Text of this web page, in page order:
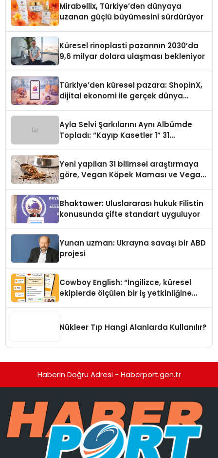
Mirabellix, Türkiye’den dünyaya
uzanan güçlü büyümesini sürdürüyor
Küresel rinoplasti pazarının 2030’da
9,6 milyar dolara ulaşması bekleniyor
Türkiye’den küresel pazara: ShopinX,
dijital ekonomi ile gerçek dünya
Ayla Selvi Şarkılarını Aynı Albümde
Topladı: “Kayıp Kasetler 1” 31
Yeni yapilan 31 bilimsel araştırmaya
göre, Vegan Köpek Maması ve Vegan
Bhaktawer: Uluslararası hukuk Filistin
konusunda çifte standart uyguluyor
Yunan uzman: Ukrayna savaşı bir ABD
projesi
Cowboy English: “İngilizce, küresel
ekiplerde ölçülen bir iş yetkinliğine
Nükleer Tıp Hangi Alanlarda Kullanılır?
Haberin Doğru Adresi - Haberport.gen.tr